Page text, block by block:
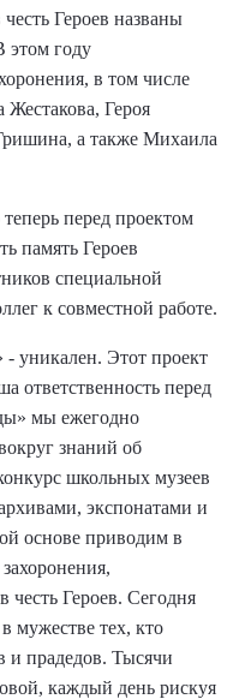
Героев названы
этом году
в том числе
Героя
а также Михаила
перед проектом
память Героев
специальной
к совместной работе.
- уникален. Этот проект
ответственность перед
мы ежегодно
знаний об
школьных музеев
экспонатами и
основе приводим в
честь Героев. Сегодня
мужестве тех, кто
и прадедов. Тысячи
каждый день рискуя